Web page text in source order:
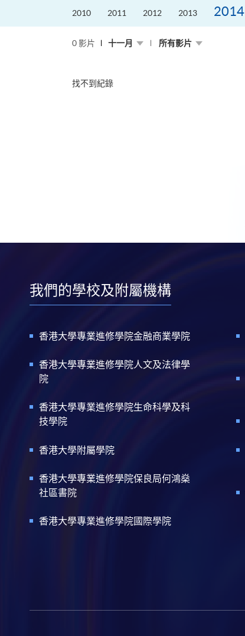
2010 2011 2012 2013 2014
0 影片 十一月 所有影片
找不到紀錄
我們的學校及附屬機構
香港大學專業進修學院金融商業學院
香港大學專業進修學院人文及法律學
院
香港大學專業進修學院生命科學及科
技學院
香港大學附屬學院
香港大學專業進修學院保良局何鴻燊
社區書院
香港大學專業進修學院國際學院